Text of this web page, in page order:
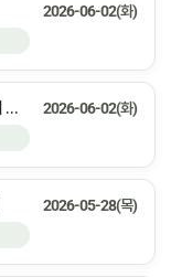
2026-06-02(화)
[안내] 탄소중립포인트 서비스 개인정보 제공 동의 안내 2026-06-02(화)
2026-05-28(목)